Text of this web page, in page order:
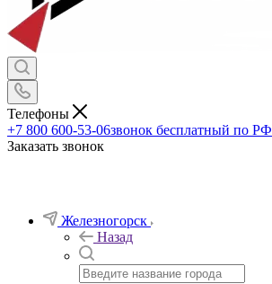
Телефоны
+7 800 600-53-06звонок бесплатный по РФ
Заказать звонок
Железногорск
Назад